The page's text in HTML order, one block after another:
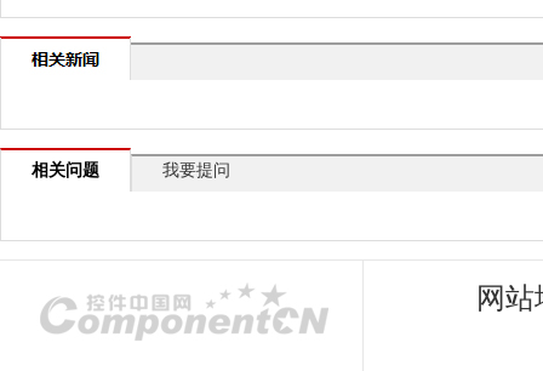
相关问题 我要提问
网